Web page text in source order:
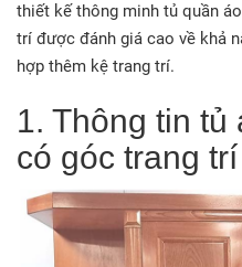
thiết kế thông minh tủ quần
trí được đánh giá cao về khả
hợp thêm kệ trang trí.
1. Thông tin tủ
có góc trang trí